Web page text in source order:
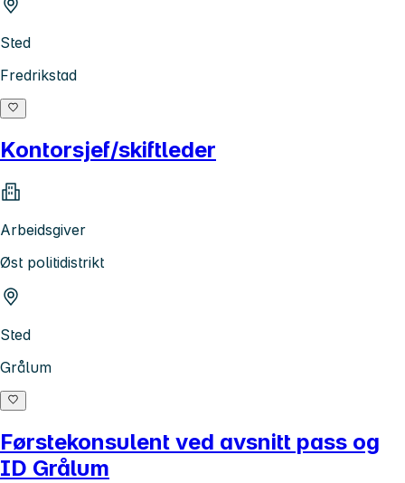
Sted
Fredrikstad
Kontorsjef/skiftleder
Arbeidsgiver
Øst politidistrikt
Sted
Grålum
Førstekonsulent ved avsnitt pass og
ID Grålum